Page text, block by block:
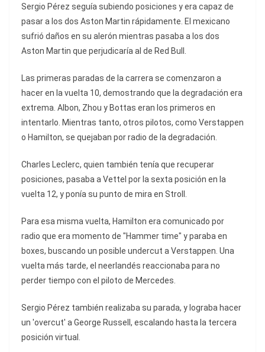
Sergio Pérez seguía subiendo posiciones y era capaz de
pasar a los dos Aston Martin rápidamente. El mexicano
sufrió daños en su alerón mientras pasaba a los dos
Aston Martin que perjudicaría al de Red Bull.
Las primeras paradas de la carrera se comenzaron a
hacer en la vuelta 10, demostrando que la degradación era
extrema. Albon, Zhou y Bottas eran los primeros en
intentarlo. Mientras tanto, otros pilotos, como Verstappen
o Hamilton, se quejaban por radio de la degradación.
Charles Leclerc, quien también tenía que recuperar
posiciones, pasaba a Vettel por la sexta posición en la
vuelta 12, y ponía su punto de mira en Stroll.
Para esa misma vuelta, Hamilton era comunicado por
radio que era momento de "Hammer time" y paraba en
boxes, buscando un posible undercut a Verstappen. Una
vuelta más tarde, el neerlandés reaccionaba para no
perder tiempo con el piloto de Mercedes.
Sergio Pérez también realizaba su parada, y lograba hacer
un 'overcut' a George Russell, escalando hasta la tercera
posición virtual.